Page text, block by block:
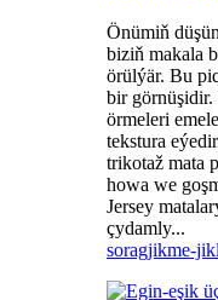
Önümiň
biziň makala
örülýär. Bu
bir
örmeleri
tekstura
trikotaž mata
howa we
Jersey
çydamly...
soragjikme-